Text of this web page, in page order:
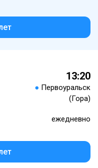
13:20
● Первоуральск
(Гора)
ежедневно